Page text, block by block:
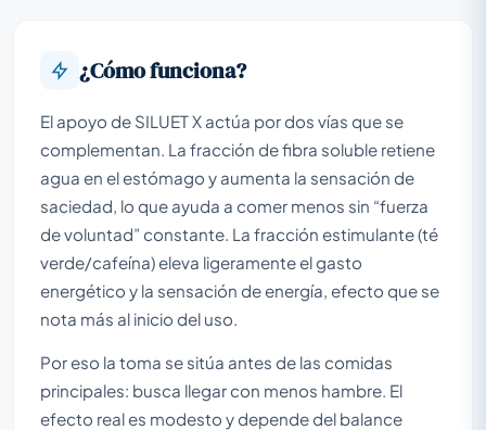
¿Cómo funciona?
El apoyo de SILUET X actúa por dos vías que se
complementan. La fracción de fibra soluble retiene
agua en el estómago y aumenta la sensación de
saciedad, lo que ayuda a comer menos sin “fuerza
de voluntad” constante. La fracción estimulante (té
verde/cafeína) eleva ligeramente el gasto
energético y la sensación de energía, efecto que se
nota más al inicio del uso.
Por eso la toma se sitúa antes de las comidas
principales: busca llegar con menos hambre. El
efecto real es modesto y depende del balance